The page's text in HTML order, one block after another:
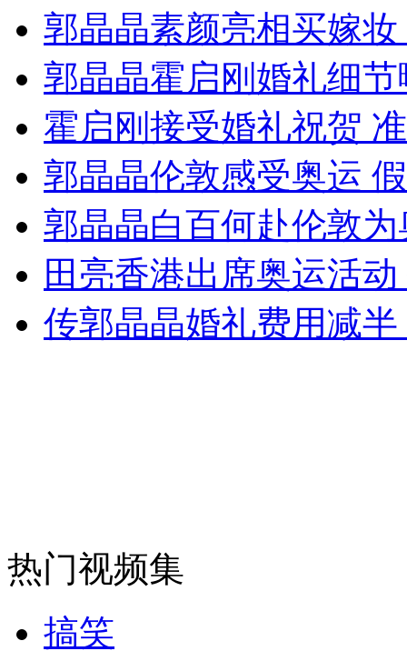
无痛分娩是否安全 医生回应
外交部：有关国家言论片面不公正
安徽一实载49人客车翻车
司机酒驾遇交警 急速倒车逃窜
郭晶晶素颜亮相买嫁
郭晶晶霍启刚婚礼细节
霍启刚接受婚礼祝贺
郭晶晶伦敦感受奥运
郭晶晶白百何赴伦敦
田亮香港出席奥运活
传郭晶晶婚礼费用减
热门视频集
搞笑